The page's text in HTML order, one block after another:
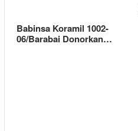
Babinsa Koramil 1002-
06/Barabai Donorkan…